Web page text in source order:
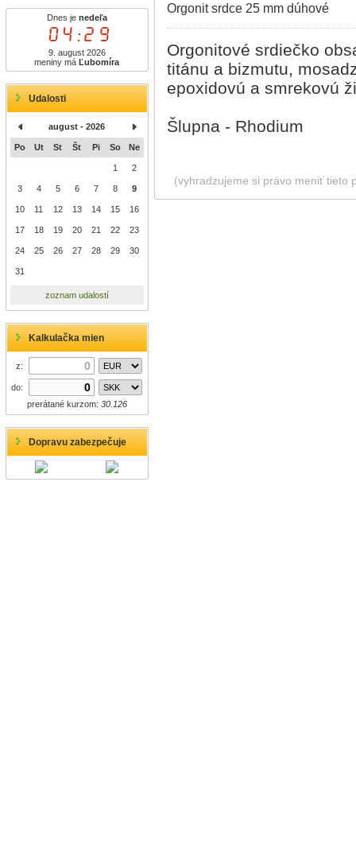
Dnes je nedeľa
04:29
9. august 2026
meniny máĽubomíra
Udalosti
august - 2026
Po Ut St Št Pi So Ne
1 2
3 4 5 6 7 8 9
10 11 12 13 14 15 16
17 18 19 20 21 22 23
24 25 26 27 28 29 30
31
zoznam udalostí
Kalkulačka mien
z:
do:
prerátané kurzom: 30.126
Dopravu zabezpečuje
Orgonit srdce 25 mm dúhové
Orgonitové srdiečko
titánu a bizmutu,
epoxidovú a smrekovú
Šlupna - Rhodium
(vyhradzujeme si právo meniť tieto